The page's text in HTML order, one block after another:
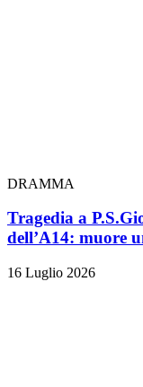
DRAMMA
Tragedia a
dell’A14: muore
16 Luglio 2026